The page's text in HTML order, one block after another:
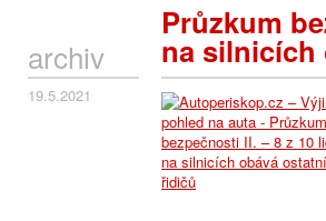
Průzkum
na
archiv
19.5.2021